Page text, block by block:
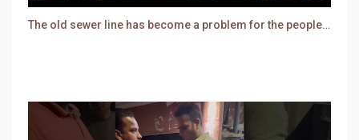
The old sewer line has become a problem for the people. Sewer water is entering people's houses.